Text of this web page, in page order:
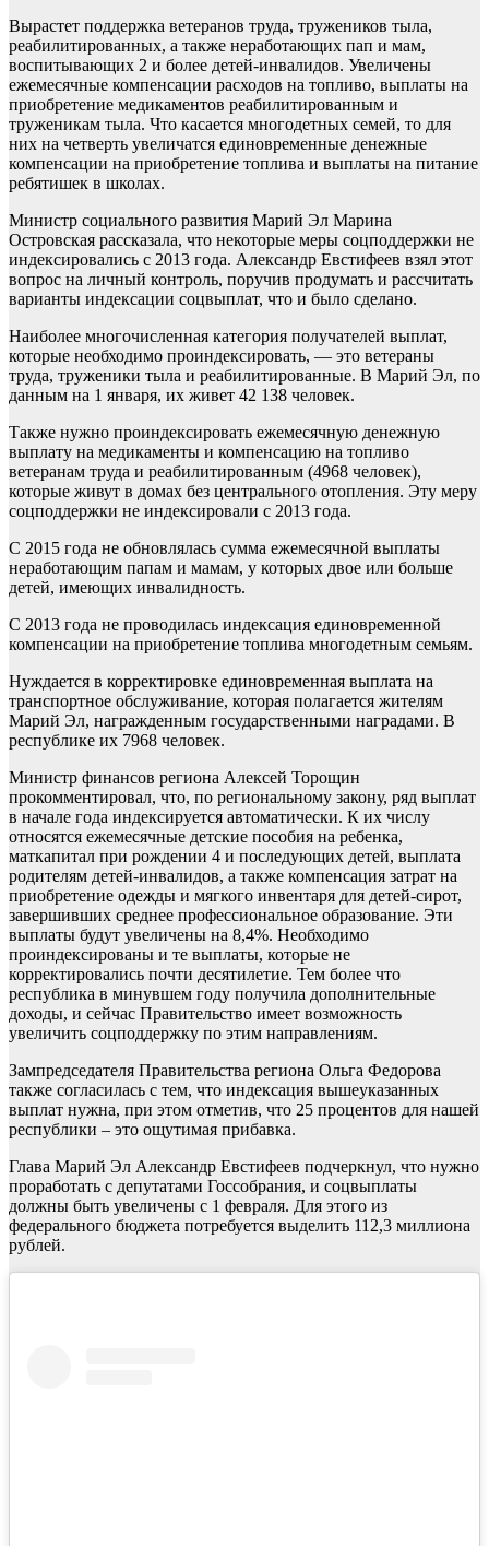
Вырастет поддержка ветеранов труда, тружеников тыла,
реабилитированных, а также неработающих пап и мам,
воспитывающих 2 и более детей-инвалидов. Увеличены
ежемесячные компенсации расходов на топливо, выплаты на
приобретение медикаментов реабилитированным и
труженикам тыла. Что касается многодетных семей, то для
них на четверть увеличатся единовременные денежные
компенсации на приобретение топлива и выплаты на питание
ребятишек в школах.
Министр социального развития Марий Эл Марина
Островская рассказала, что некоторые меры соцподдержки не
индексировались с 2013 года. Александр Евстифеев взял этот
вопрос на личный контроль, поручив продумать и рассчитать
варианты индексации соцвыплат, что и было сделано.
Наиболее многочисленная категория получателей выплат,
которые необходимо проиндексировать, — это ветераны
труда, труженики тыла и реабилитированные. В Марий Эл, по
данным на 1 января, их живет 42 138 человек.
Также нужно проиндексировать ежемесячную денежную
выплату на медикаменты и компенсацию на топливо
ветеранам труда и реабилитированным (4968 человек),
которые живут в домах без центрального отопления. Эту меру
соцподдержки не индексировали с 2013 года.
С 2015 года не обновлялась сумма ежемесячной выплаты
неработающим папам и мамам, у которых двое или больше
детей, имеющих инвалидность.
С 2013 года не проводилась индексация единовременной
компенсации на приобретение топлива многодетным семьям.
Нуждается в корректировке единовременная выплата на
транспортное обслуживание, которая полагается жителям
Марий Эл, награжденным государственными наградами. В
республике их 7968 человек.
Министр финансов региона Алексей Торощин
прокомментировал, что, по региональному закону, ряд выплат
в начале года индексируется автоматически. К их числу
относятся ежемесячные детские пособия на ребенка,
маткапитал при рождении 4 и последующих детей, выплата
родителям детей-инвалидов, а также компенсация затрат на
приобретение одежды и мягкого инвентаря для детей-сирот,
завершивших среднее профессиональное образование. Эти
выплаты будут увеличены на 8,4%. Необходимо
проиндексированы и те выплаты, которые не
корректировались почти десятилетие. Тем более что
республика в минувшем году получила дополнительные
доходы, и сейчас Правительство имеет возможность
увеличить соцподдержку по этим направлениям.
Зампредседателя Правительства региона Ольга Федорова
также согласилась с тем, что индексация вышеуказанных
выплат нужна, при этом отметив, что 25 процентов для нашей
республики – это ощутимая прибавка.
Глава Марий Эл Александр Евстифеев подчеркнул, что нужно
проработать с депутатами Госсобрания, и соцвыплаты
должны быть увеличены с 1 февраля. Для этого из
федерального бюджета потребуется выделить 112,3 миллиона
рублей.